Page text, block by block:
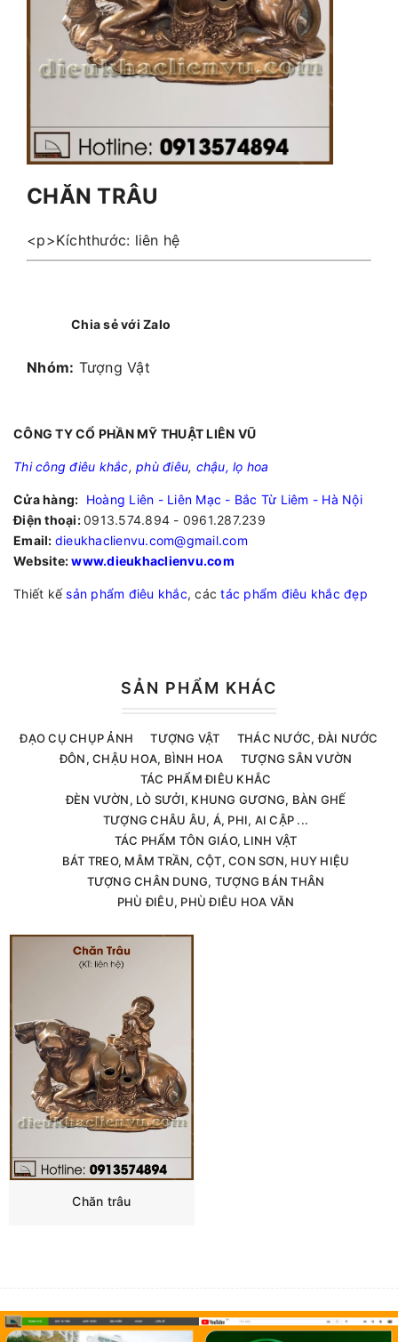
CHĂN TRÂU
<p>Kíchthước: liên hệ
Chia sẻ với Zalo
Nhóm: Tượng Vật
CÔNG TY CỔ PHẦN MỸ THUẬT LIÊN VŨ
Thi công điêu khắc, phù điêu, chậu, lọ hoa
Cửa hàng: Hoàng Liên - Liên Mạc - Bắc Từ Liêm - Hà Nội
Điện thoại:0913.574.894 - 0961.287.239
Email: dieukhaclienvu.com@gmail.com
Website:www.dieukhaclienvu.com
Thiết kếsản phẩm điêu khắc, cáctác phẩm điêu khắc đẹp
SẢN PHẨM KHÁC
ĐẠO CỤ CHỤP ẢNH TƯỢNG VẬT
THÁC NƯỚC, ĐÀI NƯỚC
ĐÔN, CHẬU HOA, BÌNH HOA
TƯỢNG SÂN VƯỜN
TÁC PHẨM ĐIÊU KHẮC
ĐÈN VƯỜN, LÒ SƯỞI, KHUNG GƯƠNG, BÀN GHẾ
TƯỢNG CHÂU ÂU, Á, PHI, AI CẬP ...
TÁC PHẨM TÔN GIÁO, LINH VẬT
BÁT TREO, MÂM TRẦN, CỘT, CON SƠN, HUY HIỆU
TƯỢNG CHÂN DUNG, TƯỢNG BÁN THÂN
PHÙ ĐIÊU, PHÙ ĐIÊU HOA VĂN
Chăn trâu